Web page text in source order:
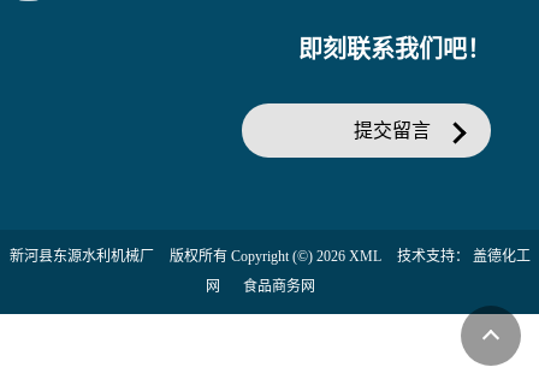
即刻联系我们吧！
提交留言
新河县东源水利机械厂 版权所有 Copyright (©) 2026 XML 技术支持： 盖德化工
网
食品商务网